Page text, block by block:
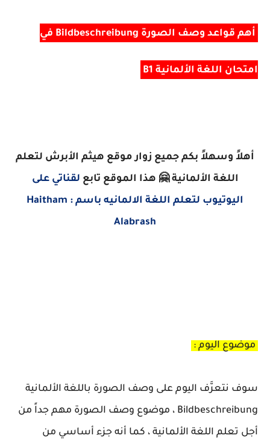
أهم قواعد وصف الصورة Bildbeschreibung في
امتحان اللغة الألمانية B1
أهلاً وسهلاً بكم جميع زوار موقع هيثم الأبرش لتعلم
اللغة الألمانية 🤗 هذا الموقع تابع لقناتي على
اليوتيوب لتعلم اللغة الالمانيه باسم : Haitham
Alabrash
موضوع اليوم :
سوف نتعرَّف اليوم على وصف الصورة باللغة الألمانية
Bildbeschreibung ، موضوع وصف الصورة مهم جداً من
أجل تعلم اللغة الألمانية ، كما أنه جزء أساسي من